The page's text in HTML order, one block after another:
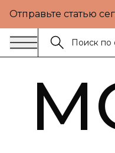
Отправьте статью